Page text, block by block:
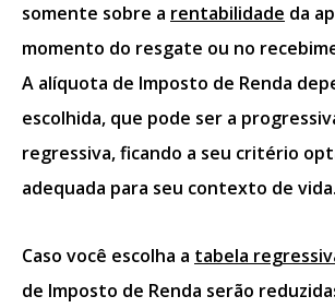
somente sobre a rentabilidade da
momento do resgate ou no
A alíquota de Imposto de Renda
escolhida, que pode ser a
regressiva, ficando a seu critério
adequada para seu contexto de vida.
Caso você escolha a tabela
de Imposto de Renda serão